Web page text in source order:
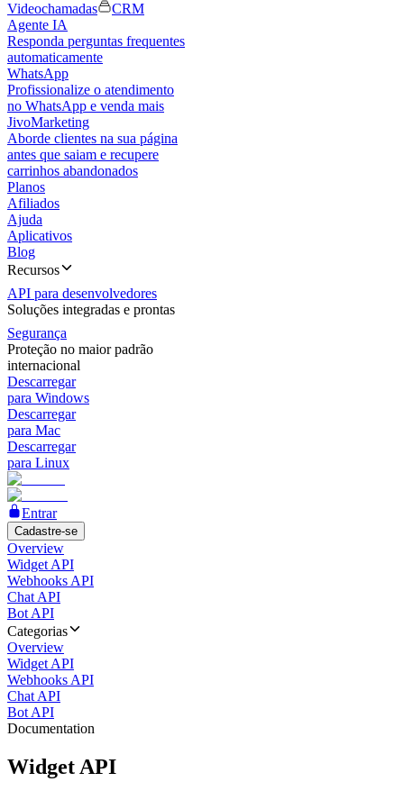
Videochamadas
CRM
Agente IA
Responda perguntas frequentes
automaticamente
WhatsApp
Profissionalize o atendimento
no WhatsApp e venda mais
JivoMarketing
Aborde clientes na sua página
antes que saiam e recupere
carrinhos abandonados
Planos
Afiliados
Ajuda
Aplicativos
Blog
Recursos
API para desenvolvedores
Soluções integradas e prontas
Segurança
Proteção no maior padrão
internacional
Descarregar
para Windows
Descarregar
para Mac
Descarregar
para Linux
Entrar
Cadastre-se
Overview
Widget API
Webhooks API
Chat API
Bot API
Categorias
Overview
Widget API
Webhooks API
Chat API
Bot API
Documentation
Widget API